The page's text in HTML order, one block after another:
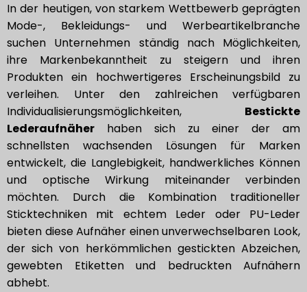
In der heutigen, von starkem Wettbewerb geprägten
Mode-, Bekleidungs- und Werbeartikelbranche
suchen Unternehmen ständig nach Möglichkeiten,
ihre Markenbekanntheit zu steigern und ihren
Produkten ein hochwertigeres Erscheinungsbild zu
verleihen. Unter den zahlreichen verfügbaren
Individualisierungsmöglichkeiten, Bestickte
Lederaufnäher haben sich zu einer der am
schnellsten wachsenden Lösungen für Marken
entwickelt, die Langlebigkeit, handwerkliches Können
und optische Wirkung miteinander verbinden
möchten. Durch die Kombination traditioneller
Sticktechniken mit echtem Leder oder PU-Leder
bieten diese Aufnäher einen unverwechselbaren Look,
der sich von herkömmlichen gestickten Abzeichen,
gewebten Etiketten und bedruckten Aufnähern
abhebt.